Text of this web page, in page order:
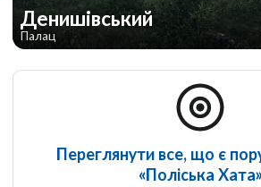
Денишівський
Палац
Переглянути все, що є
«Поліська Хата»